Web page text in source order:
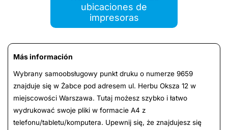
ubicaciones de
impresoras
Más información
Wybrany samoobsługowy punkt druku o numerze 9659
znajduje się w Żabce pod adresem ul. Herbu Oksza 12 w
miejscowości Warszawa. Tutaj możesz szybko i łatwo
wydrukować swoje pliki w formacie A4 z
telefonu/tabletu/komputera. Upewnij się, że znajdujesz się